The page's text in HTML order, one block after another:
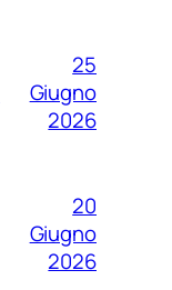
25
Giugno
2026
20
Giugno
2026